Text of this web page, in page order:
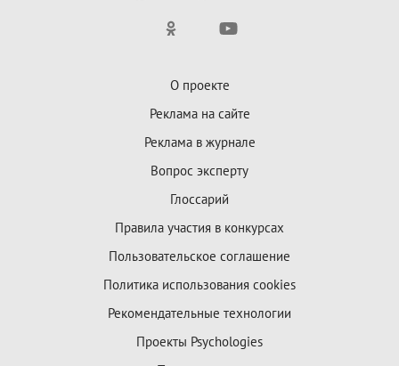
О проекте
Реклама на сайте
Реклама в журнале
Вопрос эксперту
Глоссарий
Правила участия в конкурсах
Пользовательское соглашение
Политика использования cookies
Рекомендательные технологии
Проекты Psychologies